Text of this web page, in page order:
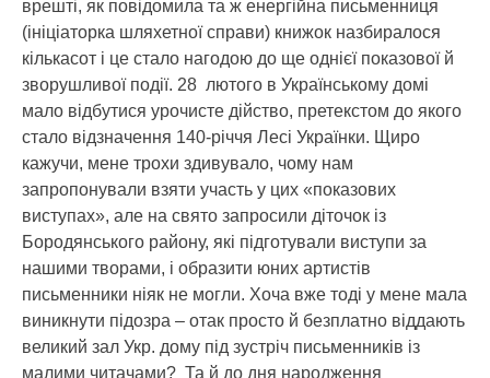
врешті, як повідомила та ж енергійна письменниця
(ініціаторка шляхетної справи) книжок назбиралося
кількасот і це стало нагодою до ще однієї показової й
зворушливої події. 28 лютого в Українському домі
мало відбутися урочисте дійство, претекстом до якого
стало відзначення 140-річчя Лесі Українки. Щиро
кажучи, мене трохи здивувало, чому нам
запропонували взяти участь у цих «показових
виступах», але на свято запросили діточок із
Бородянського району, які підготували виступи за
нашими творами, і образити юних артистів
письменники ніяк не могли. Хоча вже тоді у мене мала
виникнути підозра – отак просто й безплатно віддають
великий зал Укр. дому під зустріч письменників із
малими читачами? Та й до дня народження